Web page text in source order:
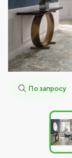
По запросу